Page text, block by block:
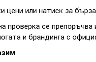
цени или натиск за
проверка се
и брандинга с